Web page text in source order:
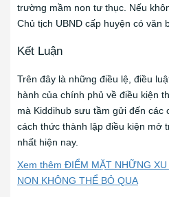
trường mầm non tư thục. Nếu
Chủ tịch UBND cấp huyện có văn
Kết Luận
Trên đây là những điều lệ, điều
hành của chính phủ về điều kiện
mà Kiddihub sưu tầm gửi đến
cách thức thành lập điều kiện mở
nhất hiện nay.
Xem thêm ĐIỂM MẶT NHỮNG
NON KHÔNG THỂ BỎ QUA